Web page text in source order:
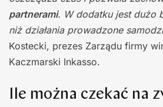
partnerami. W dodatku jest dużo
niż działania prowadzone
Kostecki, prezes Zarządu firmy
Kaczmarski Inkasso.
Ile można czekać na